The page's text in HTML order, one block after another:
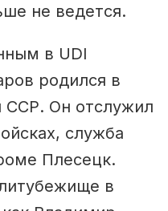
не ведется.
в UDI
родился в
ССР. Он отслужил
служба
Плесецк.
в